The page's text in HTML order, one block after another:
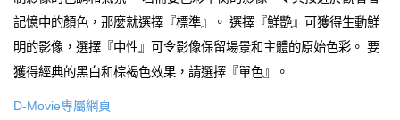
記憶中的顏色，那麼就選擇『標準』。 選擇『鮮艷』可獲得生動鮮
明的影像，選擇『中性』可令影像保留場景和主體的原始色彩。 要
獲得經典的黑白和棕褐色效果，請選擇『單色』。
D-Movie專屬網頁